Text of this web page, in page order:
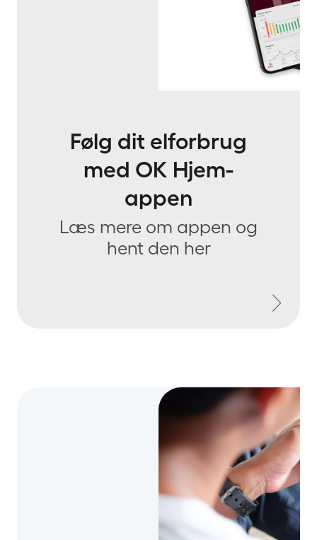
Følg dit elforbrug
med OK Hjem-
appen
Læs mere om appen og
hent den her